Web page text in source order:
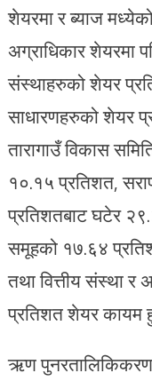
शेयरमा र ब्याज
अग्राधिकार शेयरमा
संस्थाहरुको शेयर
साधारणहरुको शेयर
तारागाउँ विकास
१०.१५ प्रतिशत,
प्रतिशतबाट घटेर
समूहको १७.६४
तथा वित्तीय संस्था
प्रतिशत शेयर कायम
ऋण